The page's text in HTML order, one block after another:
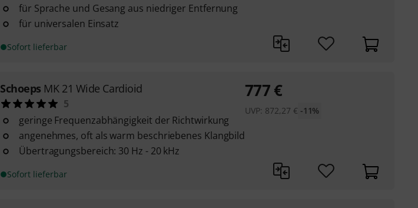
für Sprache und Gesang aus niedriger Entfernung
für universalen Einsatz
Sofort lieferbar
Schoeps MK 21 Wide Cardioid
5
geringe Frequenzabhängigkeit der Richtwirkung
angenehmes, oft als warm beschriebenes Klangbild
Übertragungsbereich: 30 Hz - 20 kHz
Sofort lieferbar
777 €
UVP: 872,27 € -11%